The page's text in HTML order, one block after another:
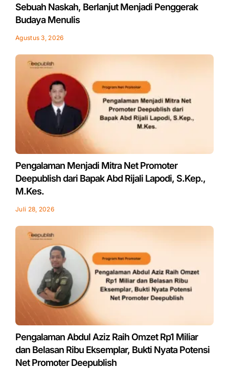
Sebuah Naskah, Berlanjut Menjadi Penggerak
Budaya Menulis
Agustus 3, 2026
Pengalaman Menjadi Mitra Net Promoter
Deepublish dari Bapak Abd Rijali Lapodi, S.Kep.,
M.Kes.
Juli 28, 2026
Pengalaman Abdul Aziz Raih Omzet Rp1 Miliar
dan Belasan Ribu Eksemplar, Bukti Nyata Potensi
Net Promoter Deepublish